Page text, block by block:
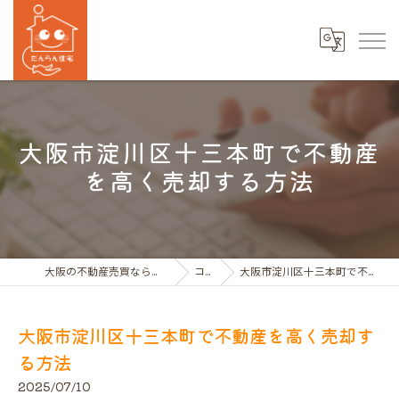
大阪市淀川区十三本町で不動産
を高く売却する方法
大阪の不動産売買ならだんらん住宅株式会社 コラム 大阪市淀川区十三本町で不動産を高く売却する方法
大阪市淀川区十三本町で不動産を高く売却す
る方法
2025/07/10